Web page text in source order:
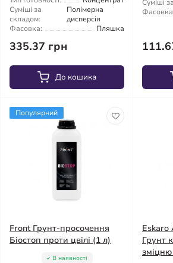
Суміші за
складом:
Полімерна
дисперсія
Фасовка:
Пляшка
335.37 грн
До кошика
Суміші
Популярний
Front Грунт-просочення
Біостоп проти цвілі (1 л)
В наявності
Eskaro
Грунт